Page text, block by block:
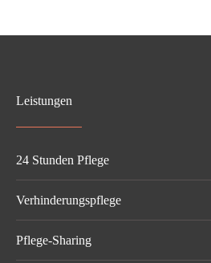
Leistungen
24 Stunden Pflege
Verhinderungspflege
Pflege-Sharing